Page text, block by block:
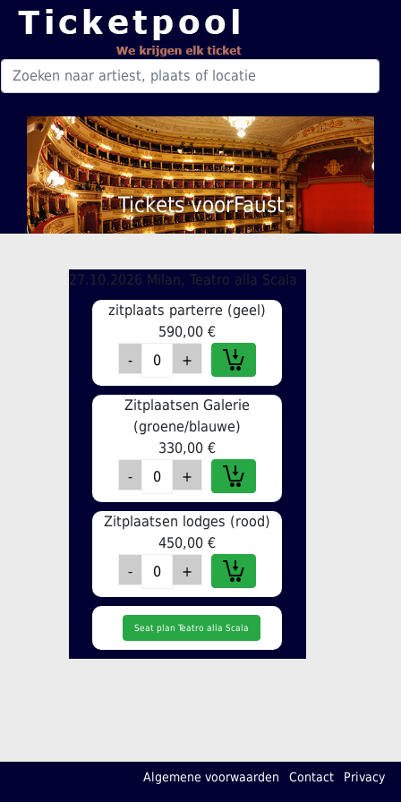
Tickets voorFaust
27.10.2026 Milan, Teatro alla Scala
zitplaats parterre (geel)
590,00 €
Zitplaatsen Galerie
(groene/blauwe)
330,00 €
Zitplaatsen lodges (rood)
450,00 €
Seat plan Teatro alla Scala
Algemene voorwaarden Contact Privacy